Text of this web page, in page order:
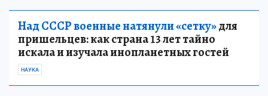
Над СССР военные натянули «сетку»для
пришельцев: как страна 13 лет тайно
искала и изучала инопланетных гостей
НАУКА